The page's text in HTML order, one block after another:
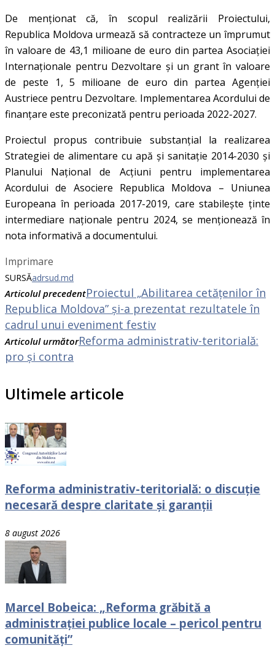
De menționat că, în scopul realizării Proiectului,
Republica Moldova urmează să contracteze un împrumut
în valoare de 43,1 milioane de euro din partea Asociației
Internaționale pentru Dezvoltare și un grant în valoare
de peste 1, 5 milioane de euro din partea Agenției
Austriece pentru Dezvoltare. Implementarea Acordului de
finanțare este preconizată pentru perioada 2022-2027.
Proiectul propus contribuie substanțial la realizarea
Strategiei de alimentare cu apă și sanitație 2014-2030 și
Planului Național de Acțiuni pentru implementarea
Acordului de Asociere Republica Moldova – Uniunea
Europeana în perioada 2017-2019, care stabilește ținte
intermediare naționale pentru 2024, se menționează în
nota informativă a documentului.
Imprimare
SURSĂadrsud.md
Articolul precedentProiectul „Abilitarea cetățenilor în
Republica Moldova” și-a prezentat rezultatele în
cadrul unui eveniment festiv
Articolul următorReforma administrativ-teritorială:
pro și contra
Ultimele articole
Reforma administrativ-teritorială: o discuție
necesară despre claritate și garanții
8 august 2026
Marcel Bobeica: „Reforma grăbită a
administrației publice locale – pericol pentru
comunități”